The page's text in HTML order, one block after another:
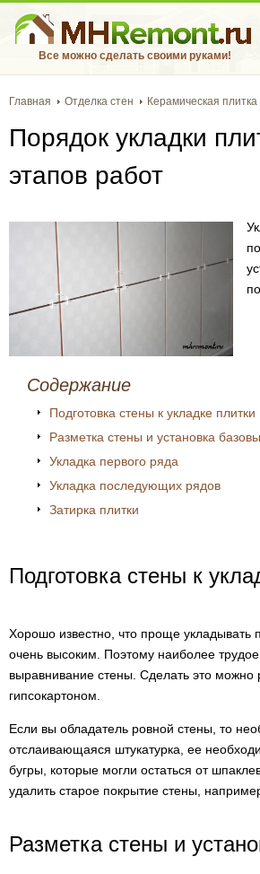
Все можно сделать своими руками!
Главная Отделка стен Керамическая плитка
Порядок укладки
этапов работ
Содержание
Подготовка стены к укладке плитки
Разметка стены и установка
Укладка первого ряда
Укладка последующих рядов
Затирка плитки
Подготовка стены к
Хорошо известно, что проще укладывать
очень высоким. Поэтому наиболее
выравнивание стены. Сделать это
гипсокартоном.
Если вы обладатель ровной стены, то
отслаивающаяся штукатурка, ее
бугры, которые могли остаться от
удалить старое покрытие стены,
Разметка стены и